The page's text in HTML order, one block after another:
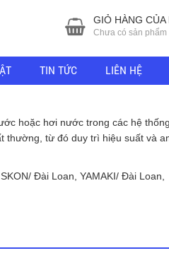
GIỎ HÀNG CỦA
Chưa có sản phẩm
TIN TỨC LIÊN HỆ
hoặc hơi nước trong các hệ thống
thường, từ đó duy trì hiệu suất và
Đài Loan, YAMAKI/ Đài Loan,